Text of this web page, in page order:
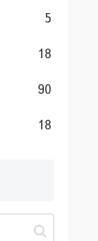
5
18
90
18